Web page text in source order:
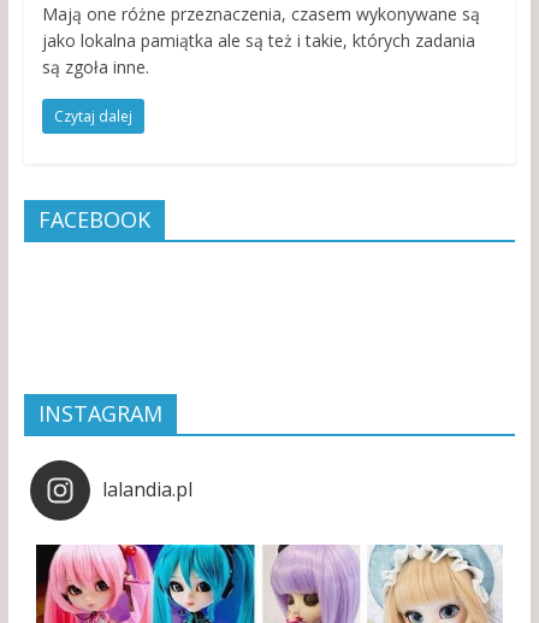
Mają one różne przeznaczenia, czasem wykonywane są
jako lokalna pamiątka ale są też i takie, których zadania
są zgoła inne.
Czytaj dalej
FACEBOOK
INSTAGRAM
lalandia.pl